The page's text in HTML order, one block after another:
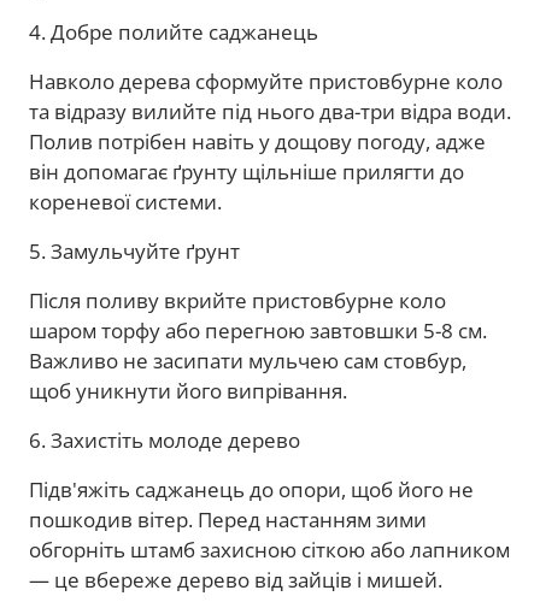
4. Добре полийте саджанець
Навколо дерева сформуйте пристовбурне коло
та відразу вилийте під нього два-три відра води.
Полив потрібен навіть у дощову погоду, адже
він допомагає ґрунту щільніше прилягти до
кореневої системи.
5. Замульчуйте ґрунт
Після поливу вкрийте пристовбурне коло
шаром торфу або перегною завтовшки 5-8 см.
Важливо не засипати мульчею сам стовбур,
щоб уникнути його випрівання.
6. Захистіть молоде дерево
Підв'яжіть саджанець до опори, щоб його не
пошкодив вітер. Перед настанням зими
обгорніть штамб захисною сіткою або лапником
— це вбереже дерево від зайців і мишей.